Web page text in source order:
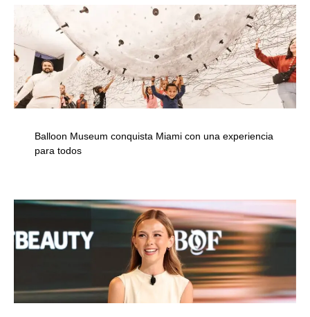
Balloon Museum conquista Miami con una experiencia
para todos